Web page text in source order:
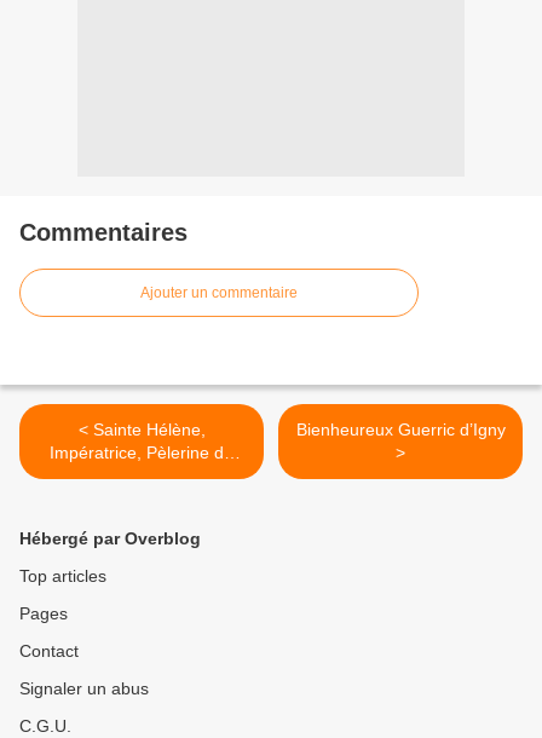
Commentaires
Ajouter un commentaire
< Sainte Hélène,
Impératrice, Pèlerine de
Jérusalem
Bienheureux Guerric d’Igny
>
Hébergé par Overblog
Top articles
Pages
Contact
Signaler un abus
C.G.U.